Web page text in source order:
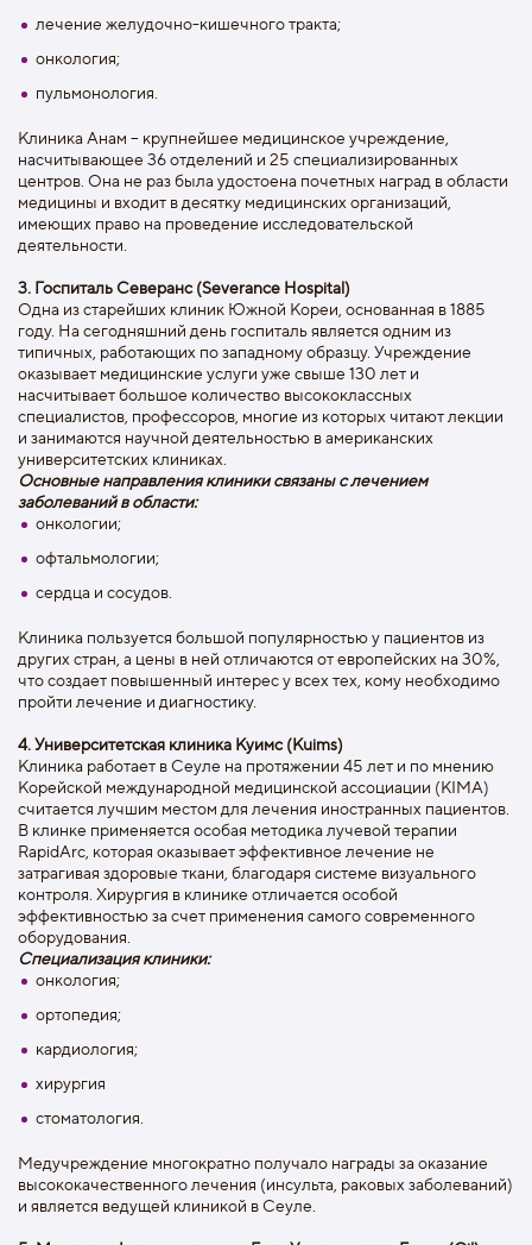
лечение желудочно-кишечного тракта;
онкология;
пульмонология.
Клиника Анам – крупнейшее медицинское учреждение,
насчитывающее 36 отделений и 25 специализированных
центров. Она не раз была удостоена почетных наград в области
медицины и входит в десятку медицинских организаций,
имеющих право на проведение исследовательской
деятельности.
3. Госпиталь Северанс (Severance Hospital)
Одна из старейших клиник Южной Кореи, основанная в 1885
году. На сегодняшний день госпиталь является одним из
типичных, работающих по западному образцу. Учреждение
оказывает медицинские услуги уже свыше 130 лет и
насчитывает большое количество высококлассных
специалистов, профессоров, многие из которых читают лекции
и занимаются научной деятельностью в американских
университетских клиниках.
Основные направления клиники связаны с лечением
заболеваний в области:
онкологии;
офтальмологии;
сердца и сосудов.
Клиника пользуется большой популярностью у пациентов из
других стран, а цены в ней отличаются от европейских на 30%,
что создает повышенный интерес у всех тех, кому необходимо
пройти лечение и диагностику.
4. Университетская клиника Куимс (Kuims)
Клиника работает в Сеуле на протяжении 45 лет и по мнению
Корейской международной медицинской ассоциации (KIMA)
считается лучшим местом для лечения иностранных пациентов.
В клинке применяется особая методика лучевой терапии
RapidArc, которая оказывает эффективное лечение не
затрагивая здоровые ткани, благодаря системе визуального
контроля. Хирургия в клинике отличается особой
эффективностью за счет применения самого современного
оборудования.
Специализация клиники:
онкология;
ортопедия;
кардиология;
хирургия
стоматология.
Медучреждение многократно получало награды за оказание
высококачественного лечения (инсульта, раковых заболеваний)
и является ведущей клиникой в Сеуле.